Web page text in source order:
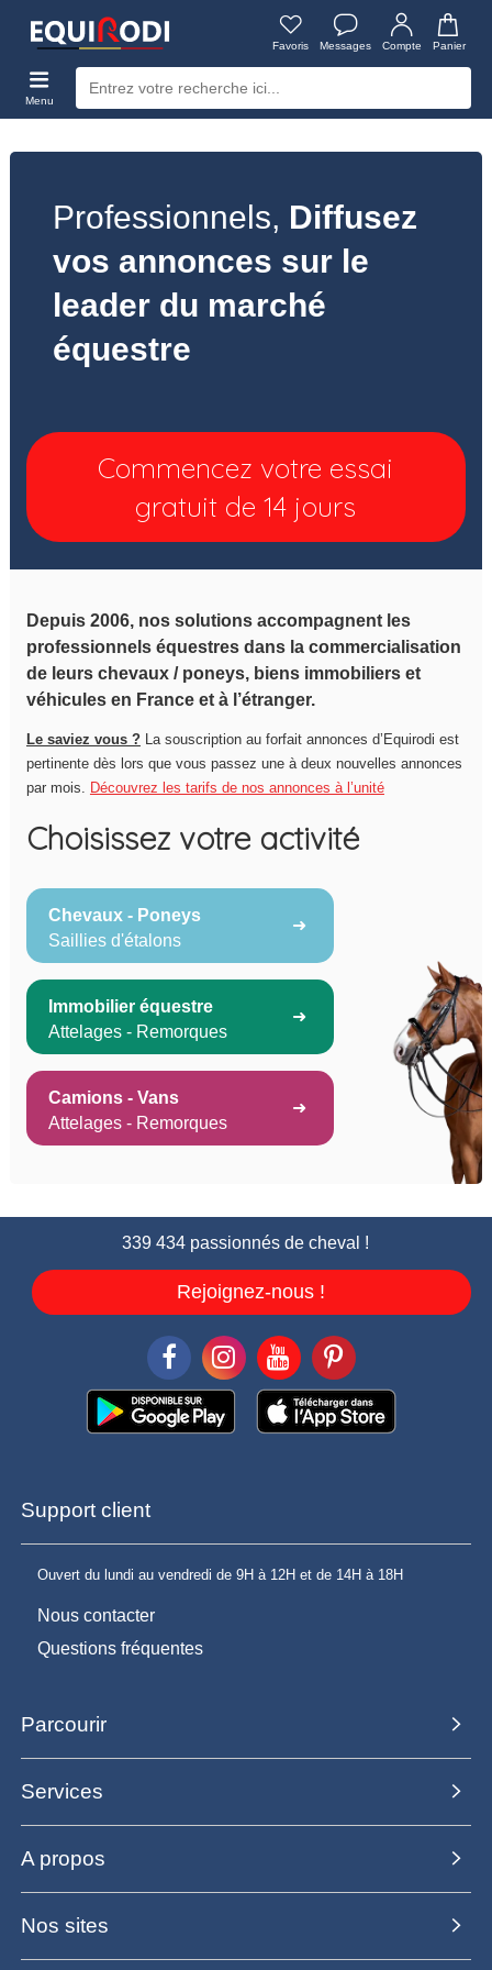
Favoris Messages Compte Panier
Menu
Professionnels, Diffusez
vos annonces sur le
leader du marché
équestre
Commencez votre essai
gratuit de 14 jours
Depuis 2006, nos solutions accompagnent les
professionnels équestres dans la commercialisation
de leurs chevaux / poneys, biens immobiliers et
véhicules en France et à l’étranger.
Le saviez vous ?La souscription au forfait annonces d’Equirodi est
pertinente dès lors que vous passez une à deux nouvelles annonces
par mois. Découvrez les tarifs de nos annonces à l’unité
Choisissez votre activité
Chevaux - Poneys
Saillies d'étalons
Immobilier équestre
Attelages - Remorques
Camions - Vans
Attelages - Remorques
339 434 passionnés de cheval !
Rejoignez-nous !
Support client
Ouvert du lundi au vendredi de 9H à 12H et de 14H à 18H
Nous contacter
Questions fréquentes
Parcourir
Services
A propos
Nos sites